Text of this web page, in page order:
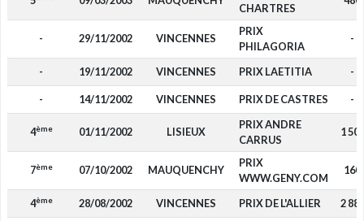
CHARTRES
- 29/11/2002 VINCENNES
PRIX
PHILAGORIA
-
- 19/11/2002 VINCENNES PRIX LAETITIA -
- 14/11/2002 VINCENNES PRIX DE CASTRES -
4ème 01/11/2002 LISIEUX
PRIX ANDRE
CARRUS
1 500
7ème 07/10/2002 MAUQUENCHY
PRIX
WWW.GENY.COM
160
4ème 28/08/2002 VINCENNES PRIX DE L'ALLIER 2 880